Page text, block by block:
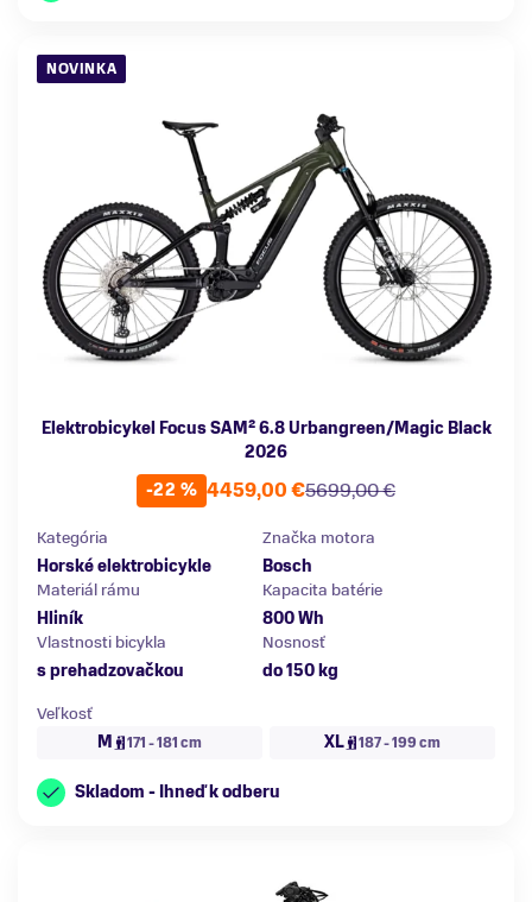
NOVINKA
Elektrobicykel Focus SAM² 6.8 Urbangreen/Magic Black
2026
-22 %
5699,00 €
4459,00 €
Kategória
Horské elektrobicykle
Značka motora
Bosch
Materiál rámu
Hliník
Kapacita batérie
800 Wh
Vlastnosti bicykla
s prehadzovačkou
Nosnosť
do 150 kg
Veľkosť
M
171 - 181 cm XL 187 - 199 cm
Skladom - Ihneď k odberu